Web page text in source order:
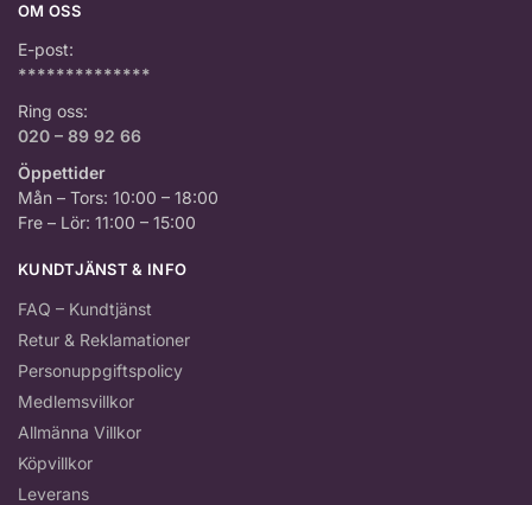
OM OSS
E-post:
**************
Ring oss:
020 – 89 92 66
Öppettider
Mån – Tors: 10:00 – 18:00
Fre – Lör: 11:00 – 15:00
KUNDTJÄNST & INFO
FAQ – Kundtjänst
Retur & Reklamationer
Personuppgiftspolicy
Medlemsvillkor
Allmänna Villkor
Köpvillkor
Leverans